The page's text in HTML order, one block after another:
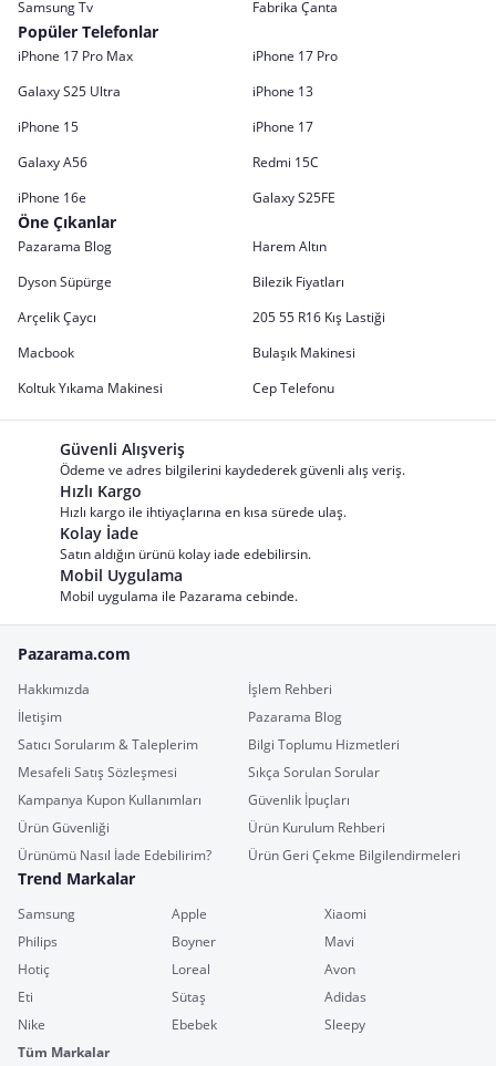
Samsung Tv Fabrika Çanta
Popüler Telefonlar
iPhone 17 Pro Max
iPhone 17 Pro
Galaxy S25 Ultra
iPhone 13
iPhone 15
iPhone 17
Galaxy A56
Redmi 15C
iPhone 16e
Galaxy S25FE
Öne Çıkanlar
Pazarama Blog
Harem Altın
Dyson Süpürge
Bilezik Fiyatları
Arçelik Çaycı
205 55 R16 Kış Lastiği
Macbook
Bulaşık Makinesi
Koltuk Yıkama Makinesi
Cep Telefonu
Güvenli Alışveriş
Ödeme ve adres bilgilerini kaydederek güvenli alış veriş.
Hızlı Kargo
Hızlı kargo ile ihtiyaçlarına en kısa sürede ulaş.
Kolay İade
Satın aldığın ürünü kolay iade edebilirsin.
Mobil Uygulama
Mobil uygulama ile Pazarama cebinde.
Pazarama.com
Hakkımızda
İşlem Rehberi
İletişim
Pazarama Blog
Satıcı Sorularım & Taleplerim
Bilgi Toplumu Hizmetleri
Mesafeli Satış Sözleşmesi
Sıkça Sorulan Sorular
Kampanya Kupon Kullanımları
Güvenlik İpuçları
Ürün Güvenliği
Ürün Kurulum Rehberi
Ürünümü Nasıl İade Edebilirim?
Ürün Geri Çekme Bilgilendirmeleri
Trend Markalar
Samsung Apple
Xiaomi
Philips
Boyner
Mavi
Hotiç
Loreal
Avon
Eti
Sütaş
Adidas
Nike
Ebebek
Sleepy
Tüm Markalar